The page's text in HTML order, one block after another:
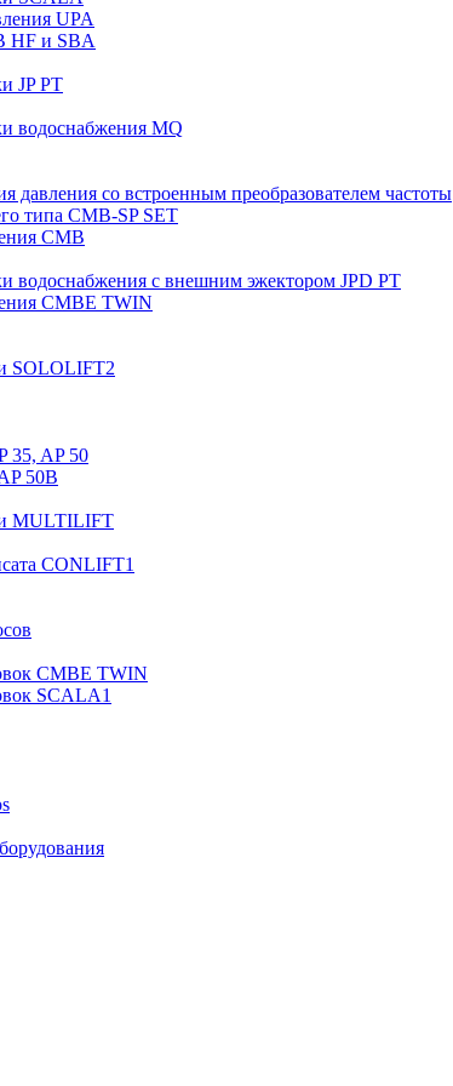
UPA
HF и SBA
JP PT
водоснабжения MQ
со встроенным преобразователем частоты
типа CMB-SP SET
CMB
водоснабжения с внешним эжектором JPD PT
CMBE TWIN
SOLOLIFT2
35, AP 50
50B
MULTILIFT
CONLIFT1
CMBE TWIN
SCALA1